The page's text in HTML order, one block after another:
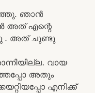
ഞാൻ
അത് എന്റെ
. അത് ചുണ്ടു
വായ
അതും
എനിക്ക്